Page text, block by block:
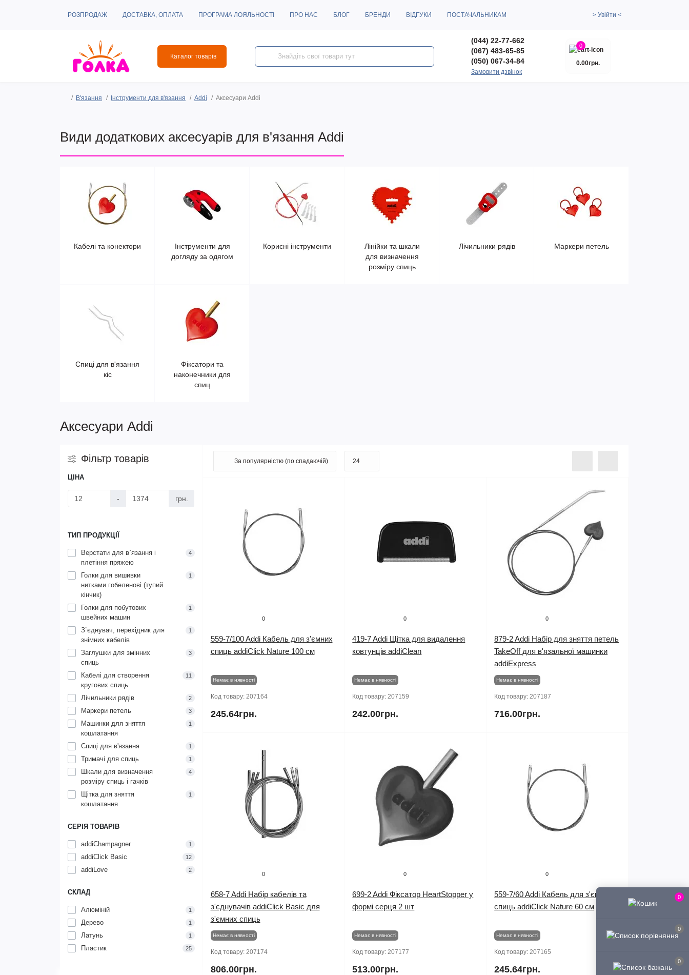
0
0
0
РОЗПРОДАЖ ДОСТАВКА, ОПЛАТА ПРОГРАМА ЛОЯЛЬНОСТІ ПРО НАС БЛОГ БРЕНДИ ВІДГУКИ ПОСТАЧАЛЬНИКАМ > Увійти <
Каталог товарів
(044) 22-77-662
(067) 483-65-85
(050) 067-34-84
Замовити дзвінок
0
0.00грн.
В'язання Інструменти для в'язання Addi Аксесуари Addi
Види додаткових аксесуарів для в'язання Addi
Кабелі та конектори
Інструменти для
догляду за одягом
Корисні інструменти
Лінійки та шкали
для визначення
розміру спиць
Лічильники рядів Маркери петель
Спиці для в'язання
кіс
Фіксатори та
наконечники для
спиц
Аксесуари Addi
Фільтр товарів
ЦІНА
- грн.
ТИП ПРОДУКЦІЇ
Верстати для в`язання і
плетіння пряжею
4
Голки для вишивки
нитками гобеленові (тупий
кінчик)
1
Голки для побутових
швейних машин
1
З`єднувач, перехідник для
знімних кабелів
1
Заглушки для змінних
спиць
3
Кабелі для створення
кругових спиць
11
Лічильники рядів 2
Маркери петель 3
Машинки для зняття
кошлатання
1
Спиці для в'язання 1
Тримачі для спиць 1
Шкали для визначення
розміру спиць і гачків
4
Щітка для зняття
кошлатання
1
СЕРІЯ ТОВАРІВ
addiChampagner 1
addiClick Basic 12
addiLove 2
СКЛАД
Алюміній 1
Дерево 1
Латунь 1
Пластик 25
0
559-7/100 Addi Кабель для з'ємних
спиць addiClick Nature 100 см
Немає в нявності
Код товару: 207164
245.64грн.
0
419-7 Addi Щітка для видалення
ковтунців addiClean
Немає в нявності
Код товару:207159
242.00грн.
0
879-2 Addi Набір для зняття петель
TakeOff для в'язальної машинки
addiExpress
Немає в нявності
Код товару:207187
716.00грн.
0
658-7 Addi Набір кабелів та
з'єднувачів addiClick Basic для
з'ємних спиць
Немає в нявності
Код товару: 207174
806.00грн.
0
699-2 Addi Фіксатор HeartStopper у
формі серця 2 шт
Немає в нявності
Код товару:207177
513.00грн.
0
559-7/60 Addi Кабель для з'ємних
спиць addiClick Nature 60 см
Немає в нявності
Код товару:207165
245.64грн.